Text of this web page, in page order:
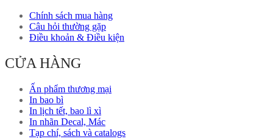
Chính sách mua hàng
Câu hỏi thường gặp
Điều khoản & Điều kiện
CỬA HÀNG
Ấn phẩm thương mại
In bao bì
In lịch tết, bao lì xì
In nhãn Decal, Mác
Tạp chí, sách và catalogs